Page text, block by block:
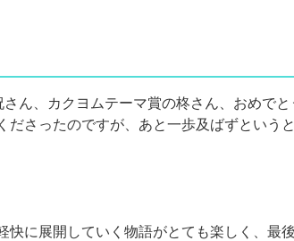
ん、カクヨムテーマ賞の柊さん、おめで
さったのですが、あと一歩及ばずという
に展開していく物語がとても楽しく、最